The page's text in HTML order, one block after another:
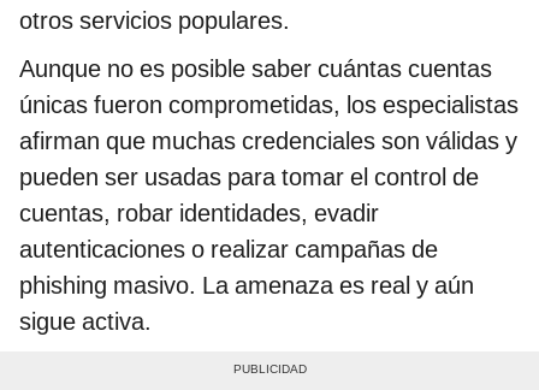
otros servicios populares.
Aunque no es posible saber cuántas cuentas
únicas fueron comprometidas, los especialistas
afirman que muchas credenciales son válidas y
pueden ser usadas para tomar el control de
cuentas, robar identidades, evadir
autenticaciones o realizar campañas de
phishing masivo. La amenaza es real y aún
sigue activa.